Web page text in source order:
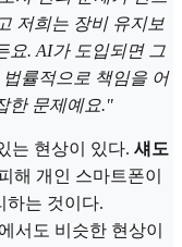
저희는 장비 유지보
요. AI가 도입되면 그
률적으로 책임을 어
한 문제예요."
는 현상이 있다. 섀도
해 개인 스마트폰이
하는 것이다.
서도 비슷한 현상이